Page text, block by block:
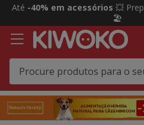
2
3,
mensagem,
Até -40% em acessórios 💥
🏖️